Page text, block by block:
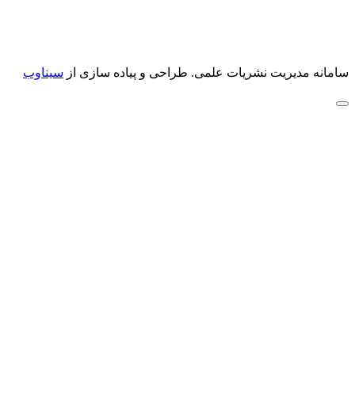
سامانه مدیریت نشریات علمی. طراحی و پیاده سازی از سیناوب